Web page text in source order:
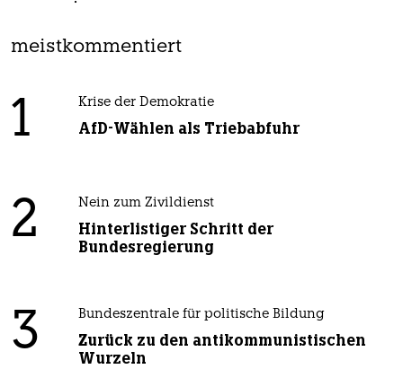
meistkommentiert
1 Krise der Demokratie
AfD-Wählen als Triebabfuhr
2 Nein zum Zivildienst
Hinterlistiger Schritt der
Bundesregierung
3 Bundeszentrale für politische Bildung
Zurück zu den antikommunistischen
Wurzeln